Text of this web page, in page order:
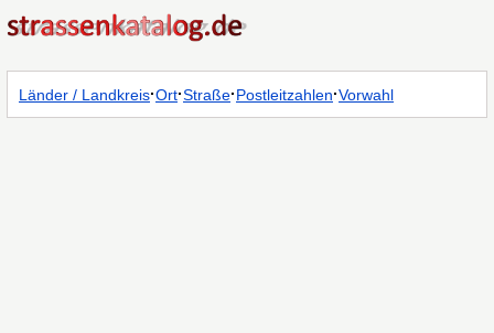
Länder / Landkreis·Ort·Straße·Postleitzahlen·Vorwahl